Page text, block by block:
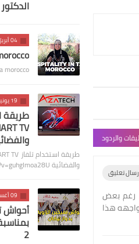
والردود
رغم بعض
هذا
تعليق
04 أبريل 2026
morocco
19 يونيو 2021
والفضائية https://www.youtube.com/watch?v=guhgImoa28U
09 أغسطس 2025
أحواش
2